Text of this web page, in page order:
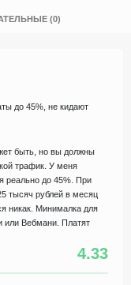
(0)
до 45%, не кидают
быть, но вы должны
трафик. У меня
реально до 45%. При
тысяч рублей в месяц
никак. Минималка для
или Вебмани. Платят
4.33